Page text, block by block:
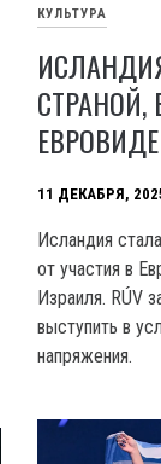
КУЛЬТУРА
11 ДЕКАБРЯ,
Исландия
от участия в
Израиля. RÚV
выступить в
напряжения.